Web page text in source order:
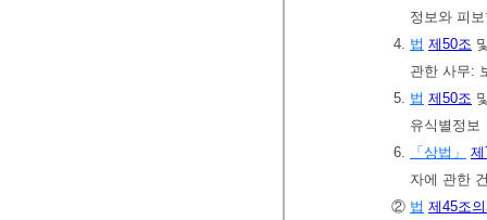
정보와 피
4. 법 제50조
관한 사무:
5. 법 제50조
유식별정보
6.
「상법」
자에 관한
② 법 제45조